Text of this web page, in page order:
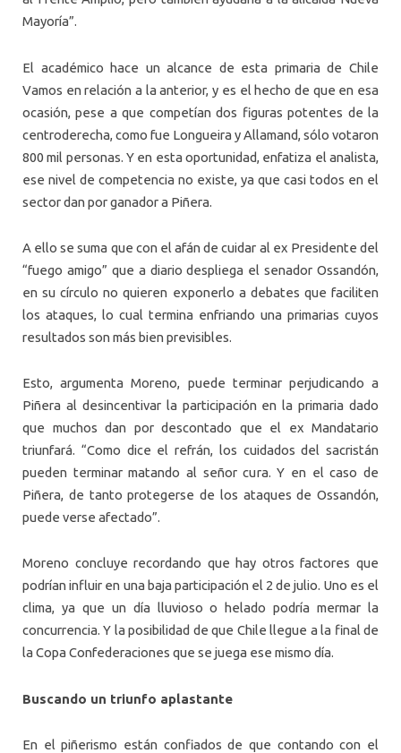
Mayoría”.
El académico hace un alcance de esta primaria de Chile
Vamos en relación a la anterior, y es el hecho de que en esa
ocasión, pese a que competían dos figuras potentes de la
centroderecha, como fue Longueira y Allamand, sólo votaron
800 mil personas. Y en esta oportunidad, enfatiza el analista,
ese nivel de competencia no existe, ya que casi todos en el
sector dan por ganador a Piñera.
A ello se suma que con el afán de cuidar al ex Presidente del
“fuego amigo” que a diario despliega el senador Ossandón,
en su círculo no quieren exponerlo a debates que faciliten
los ataques, lo cual termina enfriando una primarias cuyos
resultados son más bien previsibles.
Esto, argumenta Moreno, puede terminar perjudicando a
Piñera al desincentivar la participación en la primaria dado
que muchos dan por descontado que el ex Mandatario
triunfará. “Como dice el refrán, los cuidados del sacristán
pueden terminar matando al señor cura. Y en el caso de
Piñera, de tanto protegerse de los ataques de Ossandón,
puede verse afectado”.
Moreno concluye recordando que hay otros factores que
podrían influir en una baja participación el 2 de julio. Uno es el
clima, ya que un día lluvioso o helado podría mermar la
concurrencia. Y la posibilidad de que Chile llegue a la final de
la Copa Confederaciones que se juega ese mismo día.
Buscando un triunfo aplastante
En el piñerismo están confiados de que contando con el